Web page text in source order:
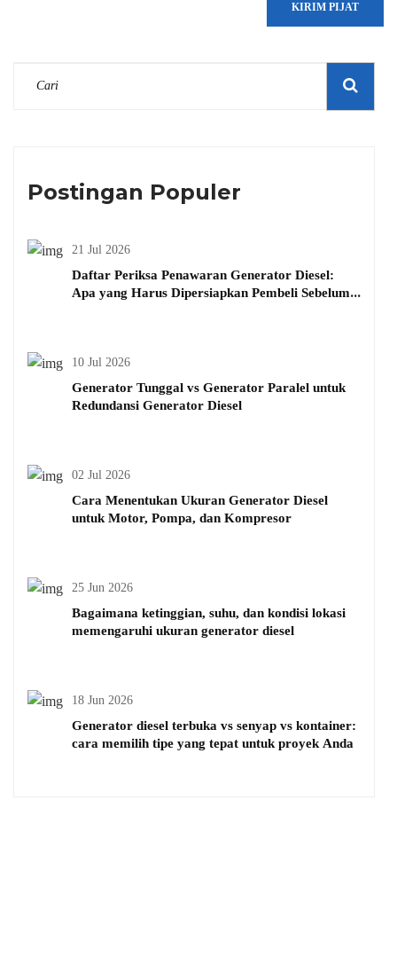
KIRIM PIJAT
Postingan Populer
21 Jul 2026
Daftar Periksa Penawaran Generator Diesel:
Apa yang Harus Dipersiapkan Pembeli Sebelum
10 Jul 2026
Generator Tunggal vs Generator Paralel untuk
Redundansi Generator Diesel
02 Jul 2026
Cara Menentukan Ukuran Generator Diesel
untuk Motor, Pompa, dan Kompresor
25 Jun 2026
Bagaimana ketinggian, suhu, dan kondisi lokasi
memengaruhi ukuran generator diesel
18 Jun 2026
Generator diesel terbuka vs senyap vs kontainer:
cara memilih tipe yang tepat untuk proyek Anda